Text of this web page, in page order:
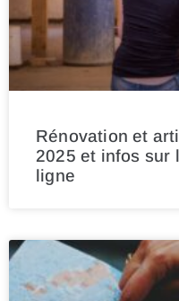
Rénovation et
2025 et infos sur
ligne